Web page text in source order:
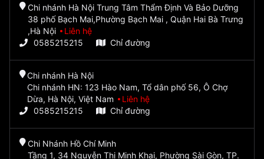
Chi nhánh Hà Nội Trung Tâm Thẩm Định Và Bảo Dưỡng
38 phố Bạch Mai,Phường Bạch Mai , Quận Hai Bà Trưng
,Hà Nội
Liên hệ
0585215215
Chỉ đường
Chi nhánh Hà Nội
Chi nhánh HN: 123 Hào Nam, Tổ dân phố 56, Ô Chợ
Dừa, Hà Nội, Việt Nam
Liên hệ
0585215215
Chỉ đường
Chi Nhánh Hồ Chí Minh
Tầng 1, 34 Nguyễn Thị Minh Khai, Phường Sài Gòn, TP.